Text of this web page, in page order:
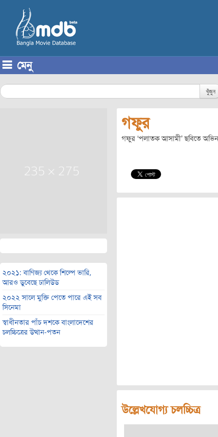
মেনু
খুঁজুন
২০২১: বাণিজ্য থেকে শিল্পে ভারি,
আরও ডুবেছে ঢালিউড
২০২২ সালে মুক্তি পেতে পারে এই সব
সিনেমা
স্বাধীনতার পাঁচ দশকে বাংলাদেশের
চলচ্চিত্রের উত্থান-পতন
গফুর
গফুর ‘পলাতক আসামী’ ছবিতে
উল্লেখযোগ্য চলচ্চিত্র